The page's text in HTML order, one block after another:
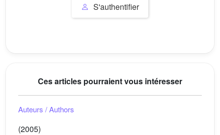
S'authentifier
Ces articles pourraient vous intéresser
Auteurs / Authors
(2005)